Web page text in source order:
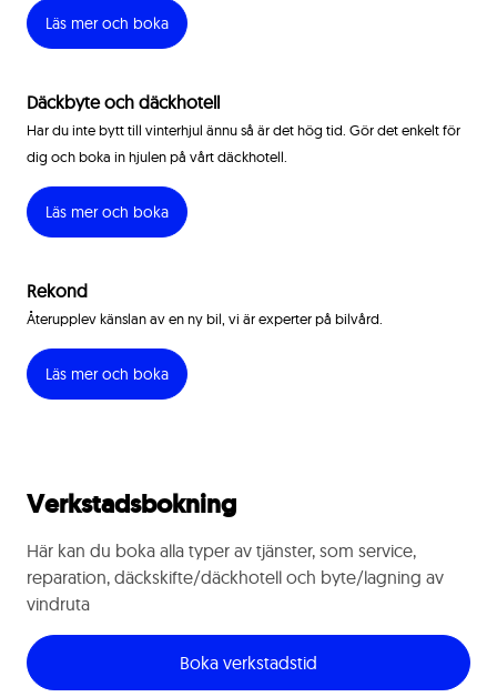
Läs mer och boka
Däckbyte och däckhotell
Har du inte bytt till vinterhjul ännu så är det hög tid. Gör det enkelt för
dig och boka in hjulen på vårt däckhotell.
Läs mer och boka
Rekond
Återupplev känslan av en ny bil, vi är experter på bilvård.
Läs mer och boka
Verkstadsbokning
Här kan du boka alla typer av tjänster, som service,
reparation, däckskifte/däckhotell och byte/lagning av
vindruta
Boka verkstadstid